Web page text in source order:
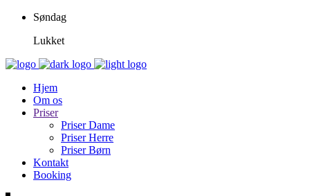
Søndag
Lukket
Hjem
Om os
Priser
Priser Dame
Priser Herre
Priser Børn
Kontakt
Booking